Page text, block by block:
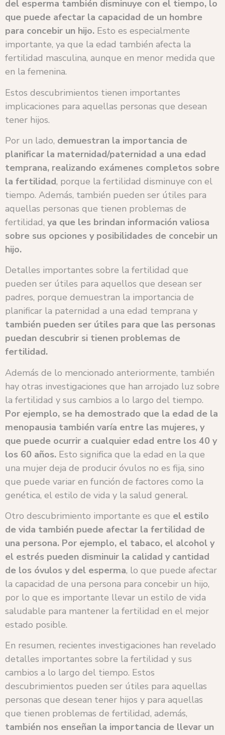
del esperma también disminuye con el tiempo, lo
que puede afectar la capacidad de un hombre
para concebir un hijo. Esto es especialmente
importante, ya que la edad también afecta la
fertilidad masculina, aunque en menor medida que
en la femenina.
Estos descubrimientos tienen importantes
implicaciones para aquellas personas que desean
tener hijos.
Por un lado, demuestran la importancia de
planificar la maternidad/paternidad a una edad
temprana, realizando exámenes completos sobre
la fertilidad, porque la fertilidad disminuye con el
tiempo. Además, también pueden ser útiles para
aquellas personas que tienen problemas de
fertilidad, ya que les brindan información valiosa
sobre sus opciones y posibilidades de concebir un
hijo.
Detalles importantes sobre la fertilidad que
pueden ser útiles para aquellos que desean ser
padres, porque demuestran la importancia de
planificar la paternidad a una edad temprana y
también pueden ser útiles para que las personas
puedan descubrir si tienen problemas de
fertilidad.
Además de lo mencionado anteriormente, también
hay otras investigaciones que han arrojado luz sobre
la fertilidad y sus cambios a lo largo del tiempo.
Por ejemplo, se ha demostrado que la edad de la
menopausia también varía entre las mujeres, y
que puede ocurrir a cualquier edad entre los 40 y
los 60 años. Esto significa que la edad en la que
una mujer deja de producir óvulos no es fija, sino
que puede variar en función de factores como la
genética, el estilo de vida y la salud general.
Otro descubrimiento importante es que el estilo
de vida también puede afectar la fertilidad de
una persona. Por ejemplo, el tabaco, el alcohol y
el estrés pueden disminuir la calidad y cantidad
de los óvulos y del esperma, lo que puede afectar
la capacidad de una persona para concebir un hijo,
por lo que es importante llevar un estilo de vida
saludable para mantener la fertilidad en el mejor
estado posible.
En resumen, recientes investigaciones han revelado
detalles importantes sobre la fertilidad y sus
cambios a lo largo del tiempo. Estos
descubrimientos pueden ser útiles para aquellas
personas que desean tener hijos y para aquellas
que tienen problemas de fertilidad, además,
también nos enseñan la importancia de llevar un